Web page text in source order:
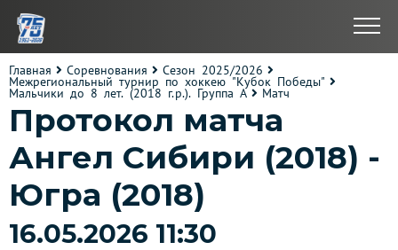
Главная Соревнования
Сезон 2025/2026
Межрегиональный турнир по хоккею "Кубок Победы"
Мальчики до 8 лет. (2018 г.р.). Группа А
Матч
Протокол матча
Ангел Сибири (2018) -
Югра (2018)
16.05.2026 11:30